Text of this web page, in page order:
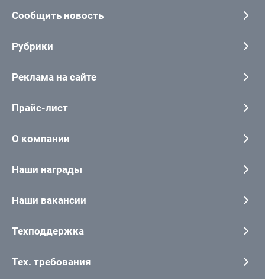
Сообщить новость
Рубрики
Реклама на сайте
Прайс-лист
О компании
Наши награды
Наши вакансии
Техподдержка
Тех. требования